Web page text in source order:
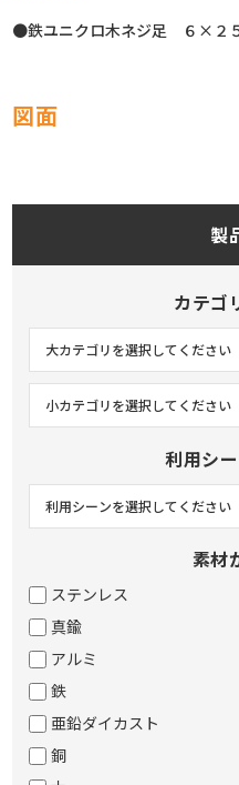
●鉄ユニクロ木ネジ足 ６×２
図面
製
カテゴ
利用シ
素材
ステンレス
真鍮
アルミ
鉄
亜鉛ダイカスト
銅